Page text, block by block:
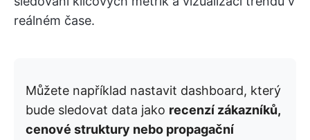
reálném čase.
Můžete například nastavit dashboard, který
bude sledovat data jako recenzí zákazníků,
cenové struktury nebo propagační